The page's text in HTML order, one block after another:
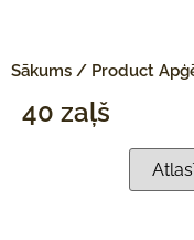
Sākums / Product
40 zaļš